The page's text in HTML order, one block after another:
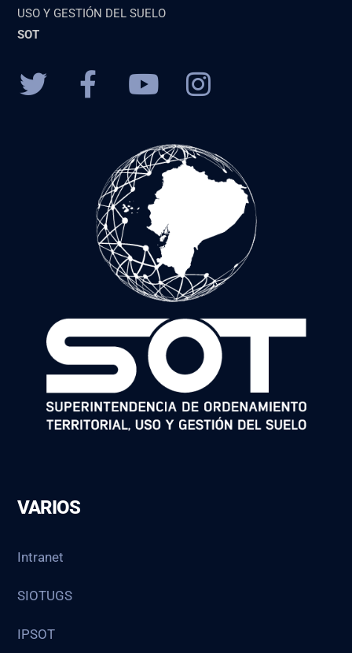
USO Y GESTIÓN DEL SUELO
SOT
VARIOS
Intranet
SIOTUGS
IPSOT